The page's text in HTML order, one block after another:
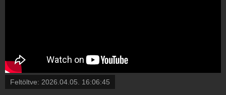
Feltöltve: 2026.04.05. 16:06:45